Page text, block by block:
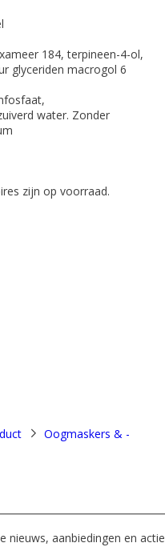
184, terpineen-4-ol,
glyceriden macrogol 6
water. Zonder
zijn op voorraad.
Oogmaskers & -
aanbiedingen en